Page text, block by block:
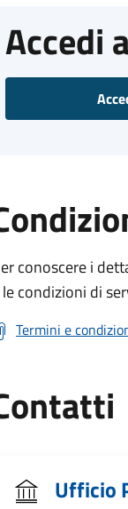
Accedi
conoscere i
le condizioni di
Termini e
Ufficio